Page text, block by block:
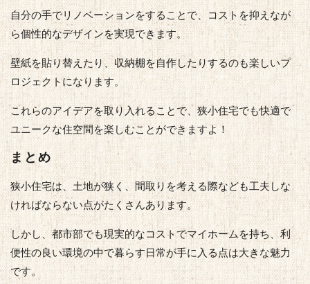
自分の手でリノベーションをすることで、コストを抑えなが
ら個性的なデザインを実現できます。
壁紙を貼り替えたり、収納棚を自作したりするのも楽しいプ
ロジェクトになります。
これらのアイデアを取り入れることで、狭小住宅でも快適で
ユニークな住空間を楽しむことができますよ！
まとめ
狭小住宅は、土地が狭く、間取りを考える際なども工夫しな
ければならない点がたくさんあります。
しかし、都市部でも現実的なコストでマイホームを持ち、利
便性の良い環境の中で暮らす日常が手に入る点は大きな魅力
です。